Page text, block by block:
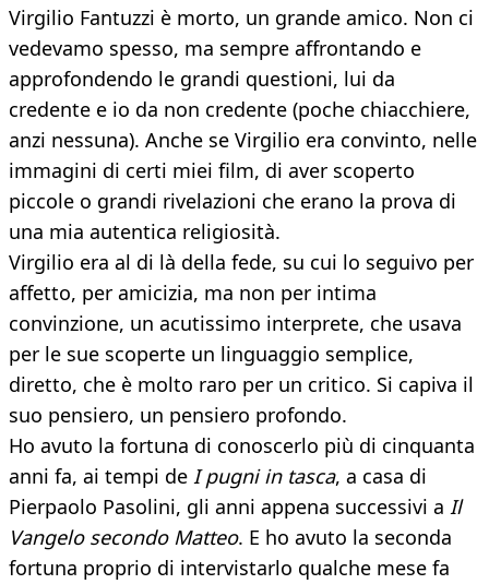
Virgilio Fantuzzi è morto, un grande amico. Non ci
vedevamo spesso, ma sempre affrontando e
approfondendo le grandi questioni, lui da
credente e io da non credente (poche chiacchiere,
anzi nessuna). Anche se Virgilio era convinto, nelle
immagini di certi miei film, di aver scoperto
piccole o grandi rivelazioni che erano la prova di
una mia autentica religiosità.
Virgilio era al di là della fede, su cui lo seguivo per
affetto, per amicizia, ma non per intima
convinzione, un acutissimo interprete, che usava
per le sue scoperte un linguaggio semplice,
diretto, che è molto raro per un critico. Si capiva il
suo pensiero, un pensiero profondo.
Ho avuto la fortuna di conoscerlo più di cinquanta
anni fa, ai tempi de I pugni in tasca, a casa di
Pierpaolo Pasolini, gli anni appena successivi a Il
Vangelo secondo Matteo. E ho avuto la seconda
fortuna proprio di intervistarlo qualche mese fa